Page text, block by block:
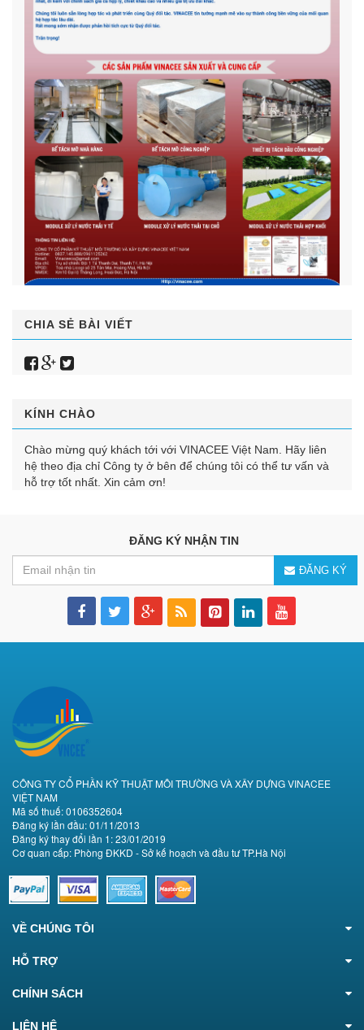
CHIA SẺ BÀI VIẾT
KÍNH CHÀO
Chào mừng quý khách tới với VINACEE Việt Nam. Hãy liên
hệ theo địa chỉ Công ty ở bên để chúng tôi có thể tư vấn và
hỗ trợ tốt nhất. Xin cảm ơn!
ĐĂNG KÝ NHẬN TIN
ĐĂNG KÝ
CÔNG TY CỔ PHẦN KỸ THUẬT MÔI TRƯỜNG VÀ XÂY DỰNG VINACEE
VIỆT NAM
Mã số thuế: 0106352604
Đăng ký lần đầu: 01/11/2013
Đăng ký thay đổi lần 1: 23/01/2019
Cơ quan cấp: Phòng ĐKKD - Sở kế hoạch và đầu tư TP.Hà Nội
VỀ CHÚNG TÔI
HỖ TRỢ
CHÍNH SÁCH
LIÊN HỆ